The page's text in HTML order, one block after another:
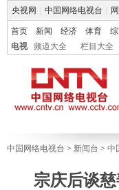
央视网 中国网络电视台
首页 新闻 经济 体育
电视
频道大全 栏目大全
中国网络电视台 > 新闻台 > 中
宗庆后谈